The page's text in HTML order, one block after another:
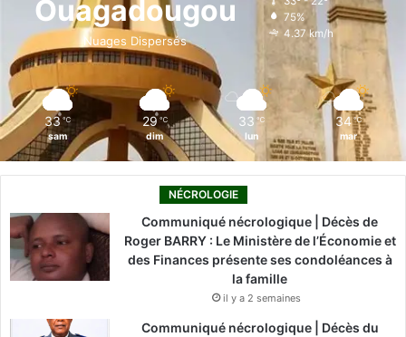
o
k
i
n
r
Ouagadougou
Nuages Dispersés
75%
4.37 km/h
33 ℃
sam
29 ℃
dim
33 ℃
lun
34 ℃
mar
NÉCROLOGIE
Communiqué nécrologique | Décès de
Roger BARRY : Le Ministère de l’Économie et
des Finances présente ses condoléances à
la famille
il y a 2 semaines
Communiqué nécrologique | Décès du